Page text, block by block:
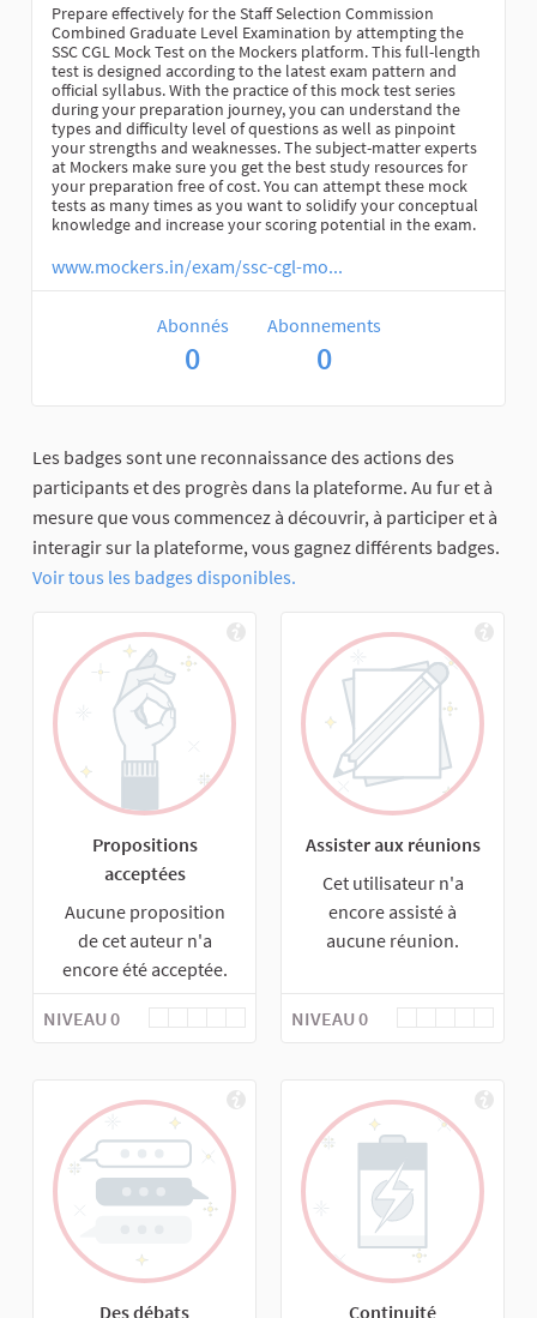
Prepare effectively for the Staff Selection Commission
Combined Graduate Level Examination by attempting the
SSC CGL Mock Test on the Mockers platform. This full-length
test is designed according to the latest exam pattern and
official syllabus. With the practice of this mock test series
during your preparation journey, you can understand the
types and difficulty level of questions as well as pinpoint
your strengths and weaknesses. The subject-matter experts
at Mockers make sure you get the best study resources for
your preparation free of cost. You can attempt these mock
tests as many times as you want to solidify your conceptual
knowledge and increase your scoring potential in the exam.
www.mockers.in/exam/ssc-cgl-mo...
Abonnés
0
Abonnements
0
Les badges sont une reconnaissance des actions des
participants et des progrès dans la plateforme. Au fur et à
mesure que vous commencez à découvrir, à participer et à
interagir sur la plateforme, vous gagnez différents badges.
Voir tous les badges disponibles.
Propositions
acceptées
Aucune proposition
de cet auteur n'a
encore été acceptée.
NIVEAU 0
Assister aux réunions
Cet utilisateur n'a
encore assisté à
aucune réunion.
NIVEAU 0
Des débats
Continuité